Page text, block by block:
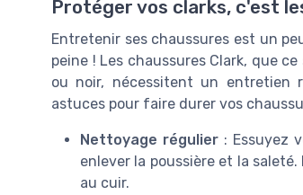
Protéger vos clarks, c'est
Entretenir ses chaussures est un
peine ! Les chaussures Clark, que
ou noir, nécessitent un entretien
astuces pour faire durer vos
Nettoyage régulier: Essuyez
enlever la poussière et la
au cuir.